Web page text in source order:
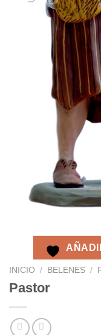
INICIO / BELENES /
Pastor